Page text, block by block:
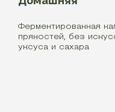
Ферментированная
пряностей, без
уксуса и сахара